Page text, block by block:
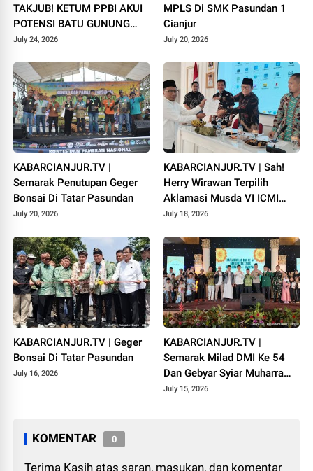
TAKJUB! KETUM PPBI AKUI
POTENSI BATU GUNUNG
PADANG
July 24, 2026
MPLS Di SMK Pasundan 1
Cianjur
July 20, 2026
KABARCIANJUR.TV |
Semarak Penutupan Geger
Bonsai Di Tatar Pasundan
July 20, 2026
KABARCIANJUR.TV | Sah!
Herry Wirawan Terpilih
Aklamasi Musda VI ICMI
Orda Cianjur
July 18, 2026
KABARCIANJUR.TV | Geger
Bonsai Di Tatar Pasundan
July 16, 2026
KABARCIANJUR.TV |
Semarak Milad DMI Ke 54
Dan Gebyar Syiar Muharram
1448 H
July 15, 2026
KOMENTAR 0
Terima Kasih atas saran, masukan, dan komentar